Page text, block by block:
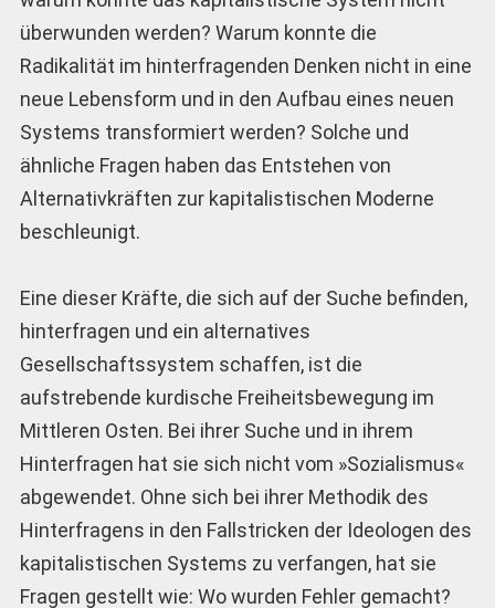
überwunden werden? Warum konnte die
Radikalität im hinterfragenden Denken nicht in eine
neue Lebensform und in den Aufbau eines neuen
Systems transformiert werden? Solche und
ähnliche Fragen haben das Entstehen von
Alternativkräften zur kapitalistischen Moderne
beschleunigt.
Eine dieser Kräfte, die sich auf der Suche befinden,
hinterfragen und ein alternatives
Gesellschaftssystem schaffen, ist die
aufstrebende kurdische Freiheitsbewegung im
Mittleren Osten. Bei ihrer Suche und in ihrem
Hinterfragen hat sie sich nicht vom »Sozialismus«
abgewendet. Ohne sich bei ihrer Methodik des
Hinterfragens in den Fallstricken der Ideologen des
kapitalistischen Systems zu verfangen, hat sie
Fragen gestellt wie: Wo wurden Fehler gemacht?